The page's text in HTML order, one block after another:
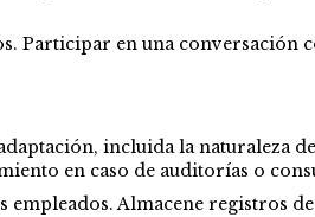
en una conversación
incluida la naturaleza
en caso de auditorías o
Almacene registros